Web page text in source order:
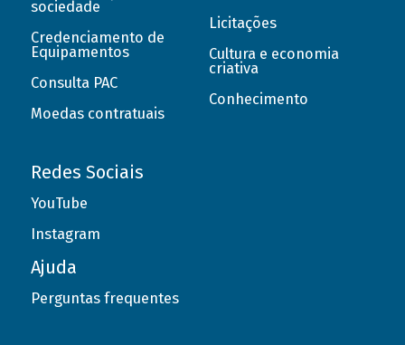
sociedade
Credenciamento de
Equipamentos
Consulta PAC
Moedas contratuais
Licitações
Cultura e economia
criativa
Conhecimento
Redes Sociais
YouTube
Instagram
Ajuda
Perguntas frequentes